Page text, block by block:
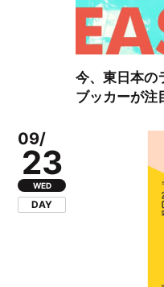
今、東日本の
ブッカーが注
09/
23
WED
DAY